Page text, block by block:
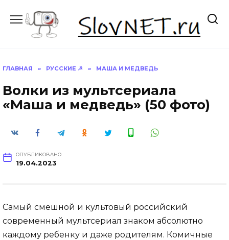
содержанию
ГЛАВНАЯ » РУССКИЕ ☭ » МАША И МЕДВЕДЬ
Волки из мультсериала
«Маша и медведь» (50 фото)
ОПУБЛИКОВАНО
19.04.2023
Самый смешной и культовый российский
современный мультсериал знаком абсолютно
каждому ребенку и даже родителям. Комичные